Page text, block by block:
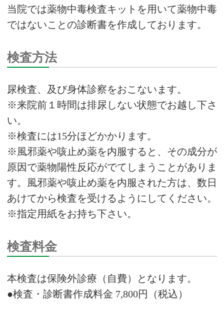
当院では薬物中毒検査キットを用いて薬物中毒
ではないことの診断書を作成しております。
検査方法
尿検査、及び身体診察をおこないます。
※来院前１時間は排尿しない状態でお越し下さ
い。
※検査には15分ほどかかります。
※風邪薬や咳止め薬を内服すると、その成分が
原因で薬物陽性反応がでてしまうことがありま
す。風邪薬や咳止め薬を内服された方は、数日
あけてから検査を受けるようにしてください。
※指定用紙をお持ち下さい。
検査料金
本検査は保険外診療（自費）となります。
●検査・診断書作成料金 7,800円（税込）